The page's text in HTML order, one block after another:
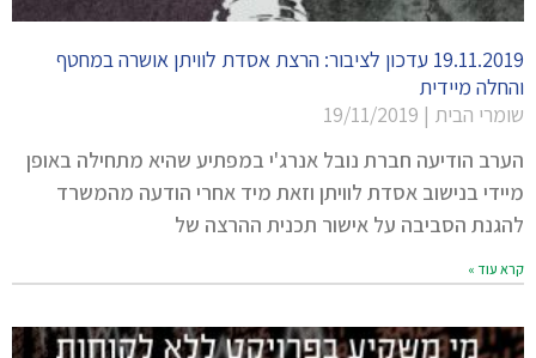
19.11.2019 עדכון לציבור: הרצת אסדת לוויתן אושרה במחטף
והחלה מיידית
שומרי הבית
הערב הודיעה חברת נובל אנרג'י במפתיע שהיא מתחילה באופן
מיידי בנישוב אסדת לוויתן וזאת מיד אחרי הודעה מהמשרד
להגנת הסביבה על אישור תכנית ההרצה של
קרא עוד »